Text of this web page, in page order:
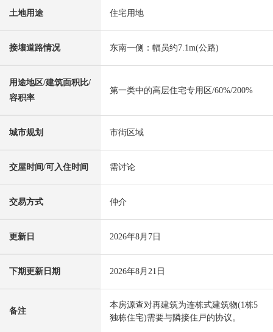
土地用途 住宅用地
接壤道路情况 东南一侧：幅员约7.1m(公路)
用途地区/建筑面积比/
容积率
第一类中的高层住宅专用区/60%/200%
城市规划 市街区域
交屋时间/可入住时间 需讨论
交易方式 仲介
更新日 2026年8月7日
下期更新日期 2026年8月21日
备注
本房源查对再建筑为连栋式建筑物(1栋5
独栋住宅)需要与隣接住戸的协议。